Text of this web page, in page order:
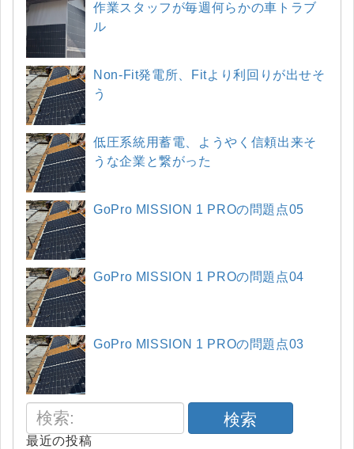
作業スタッフが毎週何らかの車トラブ
ル
Non-Fit発電所、Fitより利回りが出せそ
う
低圧系統用蓄電、ようやく信頼出来そ
うな企業と繋がった
GoPro MISSION 1 PROの問題点05
GoPro MISSION 1 PROの問題点04
GoPro MISSION 1 PROの問題点03
検索
最近の投稿